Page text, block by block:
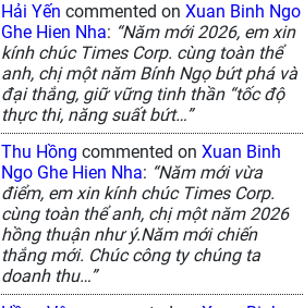
Hải Yến commented on Xuan Binh Ngo
Ghe Hien Nha: “Năm mới 2026, em xin
kính chúc Times Corp. cùng toàn thể
anh, chị một năm Bính Ngọ bứt phá và
đại thắng, giữ vững tinh thần “tốc độ
thực thi, năng suất bứt…”
Thu Hồng commented on Xuan Binh
Ngo Ghe Hien Nha: “Năm mới vừa
điểm, em xin kính chúc Times Corp.
cùng toàn thể anh, chị một năm 2026
hồng thuận như ý.Năm mới chiến
thắng mới. Chúc công ty chúng ta
doanh thu…”